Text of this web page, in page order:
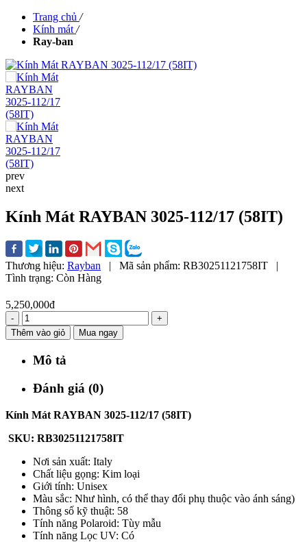
Trang chủ /
Kính mát /
Ray-ban
prev
next
Kính Mát RAYBAN 3025-112/17 (58IT)
Thương hiệu: Rayban | Mã sản phẩm: RB30251121758IT
|
Tình trạng: Còn Hàng
5,250,000đ
-
+
Thêm vào giỏ
Mua ngay
Mô tả
Đánh giá (0)
Kính Mát RAYBAN 3025-112/17 (58IT)
SKU: RB30251121758IT
Nơi sản xuất: Italy
Chất liệu gọng: Kim loại
Giới tính: Unisex
Màu sắc: Như hình, có thể thay đổi phụ thuộc vào ánh sáng)
Thông số kỹ thuật: 58
Tính năng Polaroid: Tùy mẫu
Tính năng Lọc UV: Có